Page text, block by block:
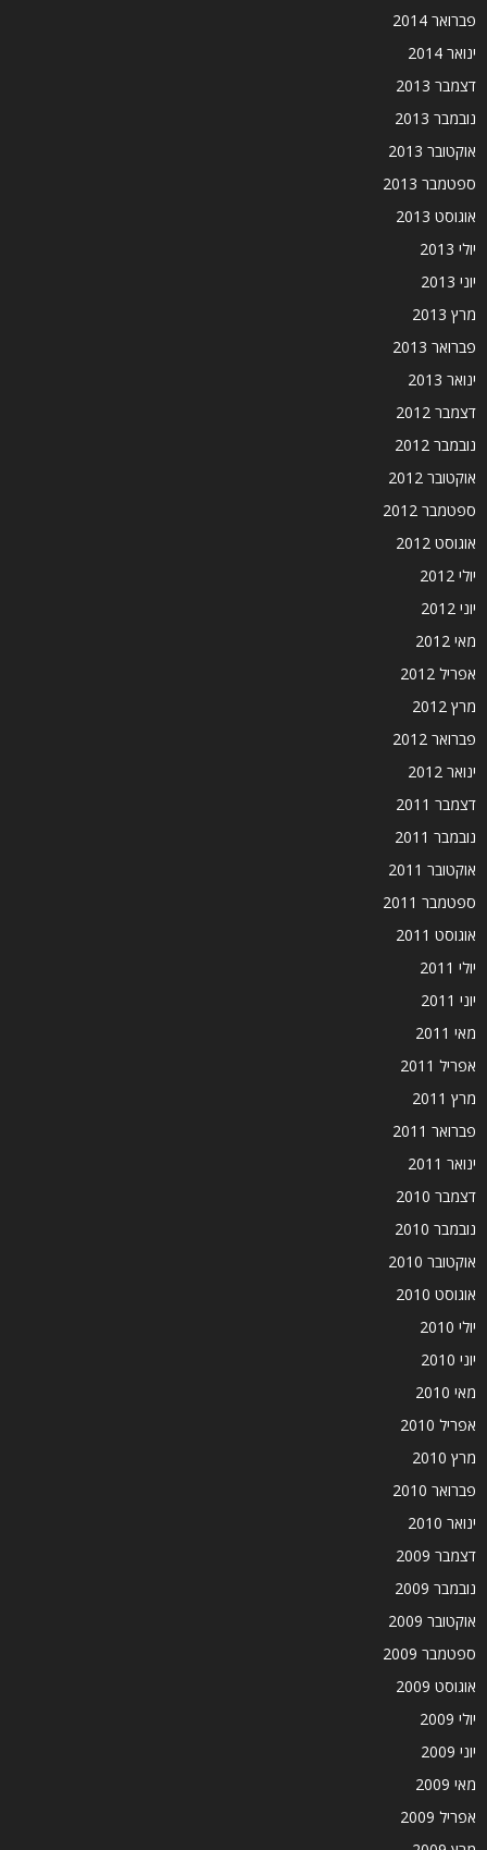
פברואר 2014
ינואר 2014
דצמבר 2013
נובמבר 2013
אוקטובר 2013
ספטמבר 2013
אוגוסט 2013
יולי 2013
יוני 2013
מרץ 2013
פברואר 2013
ינואר 2013
דצמבר 2012
נובמבר 2012
אוקטובר 2012
ספטמבר 2012
אוגוסט 2012
יולי 2012
יוני 2012
מאי 2012
אפריל 2012
מרץ 2012
פברואר 2012
ינואר 2012
דצמבר 2011
נובמבר 2011
אוקטובר 2011
ספטמבר 2011
אוגוסט 2011
יולי 2011
יוני 2011
מאי 2011
אפריל 2011
מרץ 2011
פברואר 2011
ינואר 2011
דצמבר 2010
נובמבר 2010
אוקטובר 2010
אוגוסט 2010
יולי 2010
יוני 2010
מאי 2010
אפריל 2010
מרץ 2010
פברואר 2010
ינואר 2010
דצמבר 2009
נובמבר 2009
אוקטובר 2009
ספטמבר 2009
אוגוסט 2009
יולי 2009
יוני 2009
מאי 2009
אפריל 2009